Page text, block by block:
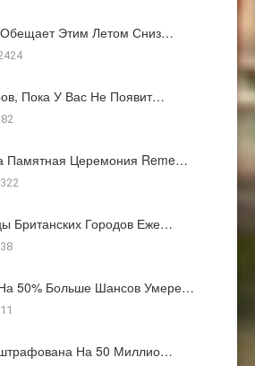
Этим Летом Сниз…
Пока У Вас Не Появит…
Памятная Церемония Reme…
Британских Городов Еже…
50% Больше Шансов Умере…
На 50 Миллио…